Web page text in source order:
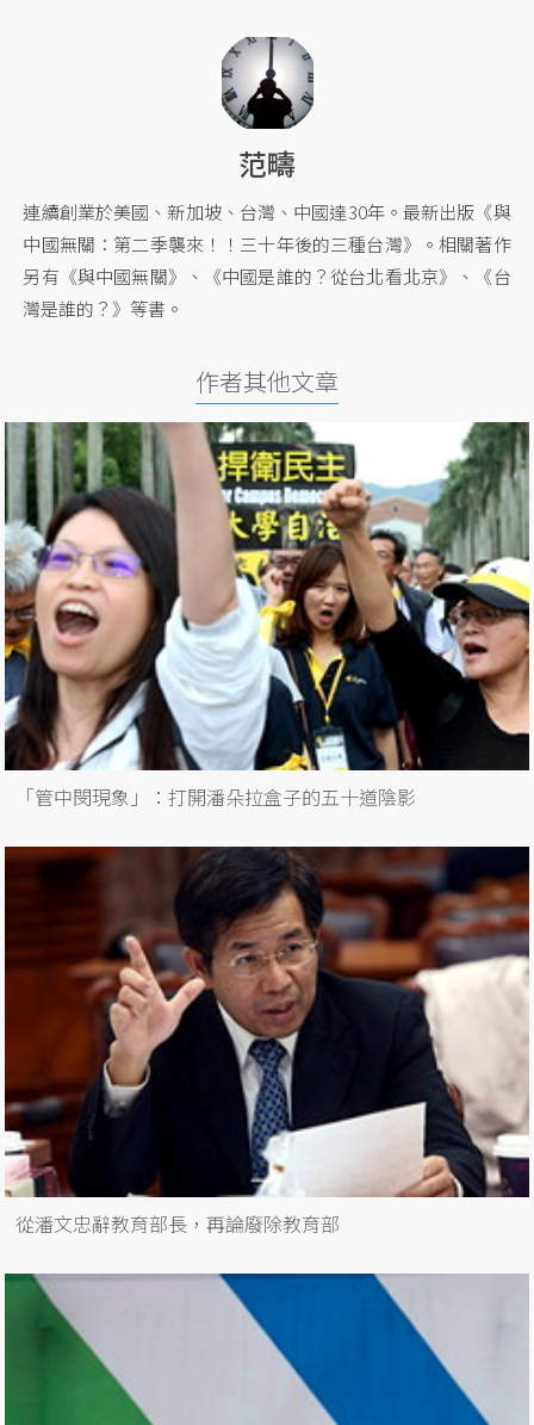
范疇
連續創業於美國、新加坡、台灣、中國達30年。最新出版《與
中國無關：第二季襲來！！三十年後的三種台灣》。相關著作
另有《與中國無關》、《中國是誰的？從台北看北京》、《台
灣是誰的？》等書。
作者其他文章
「管中閔現象」：打開潘朵拉盒子的五十道陰影
從潘文忠辭教育部長，再論廢除教育部